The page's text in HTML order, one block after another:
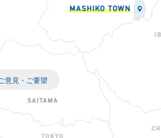
意見・ご要望